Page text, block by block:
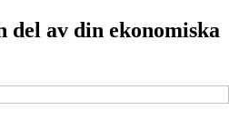
del av din ekonomiska